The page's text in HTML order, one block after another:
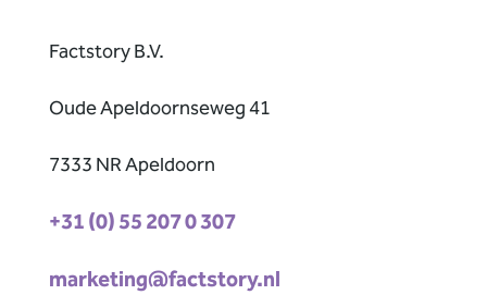
Factstory B.V.
Oude Apeldoornseweg 41
7333 NR Apeldoorn
+31 (0) 55 207 0 307
marketing@factstory.nl